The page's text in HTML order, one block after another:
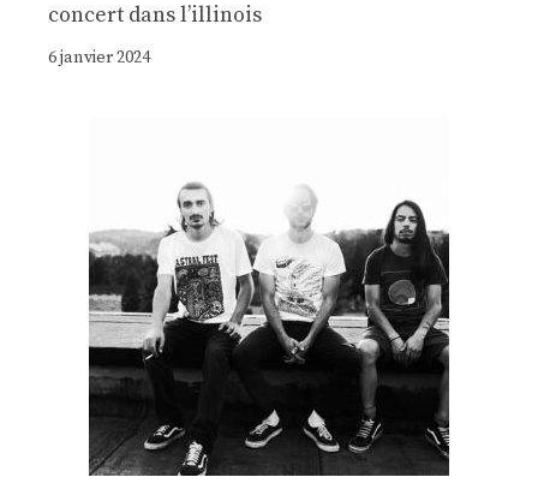
concert dans l’illinois
6 janvier 2024